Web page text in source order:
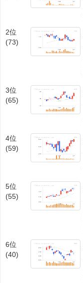
2位
(73)
3位
(65)
4位
(59)
5位
(55)
6位
(40)